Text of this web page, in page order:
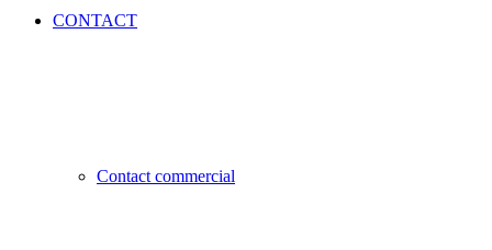
CONTACT
Contact commercial